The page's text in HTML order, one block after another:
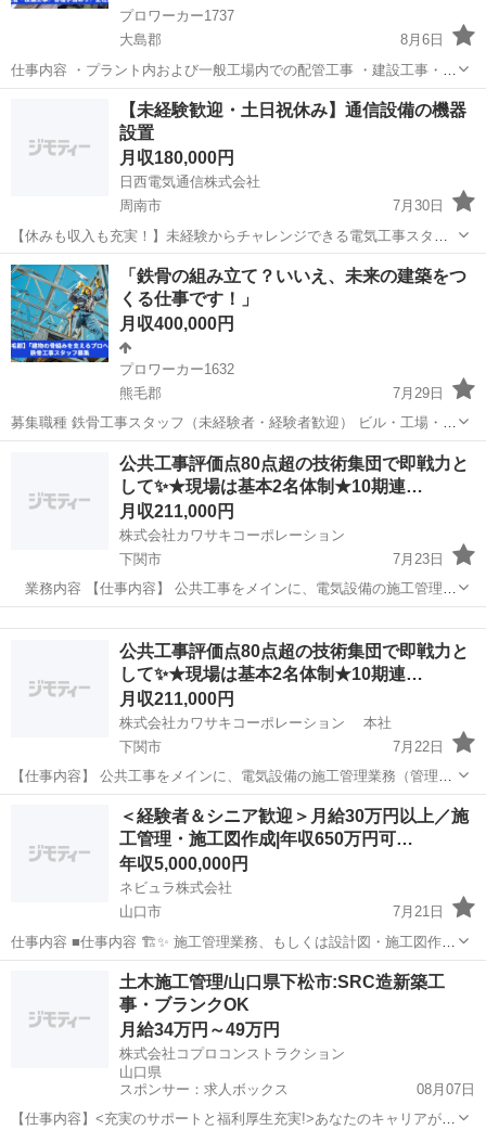
プロワーカー1737
大島郡
8月6日
仕事内容 ・プラント内および一般工場内での配管工事 ・建設工事・住
宅工事の設備工事 ・各種プラント工事 ※高所作業あり／未経験者は丁
寧に指導いたします ※現場：岩国市、柳井市、光市、下松市、周南
その他 未経験
【未経験歓迎・土日祝休み】通信設備の機器
設置
月収180,000円
日西電気通信株式会社
周南市
7月30日
【休みも収入も充実！】未経験からチャレンジできる電気工事スタッ
フ わたしたちは山口県周南市を拠点に、通信設備・電気設備の設計や
施工を行っています。 事業拡大に伴い、通信設備の機器設置スタッフ
を募集しています。 ...
山口 周南市 施工管理
「鉄骨の組み立て？いいえ、未来の建築をつ
くる仕事です！」
月収400,000円
プロワーカー1632
熊毛郡
7月29日
募集職種 鉄骨工事スタッフ（未経験者・経験者歓迎） ビル・工場・橋
梁などの鉄骨組立・設置作業を担当。未経験者は基礎から学び、経験
者は即戦力として活躍できます！ 仕事内容 建物の鉄骨組立・設置・固
定作業 クレーン...
その他 未経験
公共工事評価点80点超の技術集団で即戦力と
して✨★現場は基本2名体制★10期連…
月収211,000円
株式会社カワサキコーポレーション
下関市
7月23日
業務内容 【仕事内容】 公共工事をメインに、電気設備の施工管理業
務（管理・書類作成がメイン）をお任せします。 ベテランから若手ま
で、チームで動くことを重視しています。 ｟具体的には｠ ・電気工事
の施工計画、図面の...公共工事評価点80点超の技術集団で即戦力と
して✨★現場は基本2名体制★10期連…
月収211,000円
株式会社カワサキコーポレーション 本社
下関市
7月22日
【仕事内容】 公共工事をメインに、電気設備の施工管理業務（管理・
書類作成がメイン）をお任せします。 ベテランから若手まで、チーム
で動くことを重視しています。 ｟具体的には｠ ・電気工事の施工計
画、図面作成 ・工...
施工管理
＜経験者＆シニア歓迎＞月給30万円以上／施
工管理・施工図作成|年収650万円可…
年収5,000,000円
ネビュラ株式会社
山口市
7月21日
仕事内容 ■仕事内容 🏗️✨ 施工管理業務、もしくは設計図・施工図作成
業務をお任せします。 建築・土木・設備など、幅広い分野の建設プロ
ジェクトにて マネジメント業務を担当いただきます。 ＜具体的には＞
土木 業務
土木施工管理/山口県下松市:SRC造新築工
事・ブランクOK
月給34万円～49万円
株式会社コプロコンストラクション
山口県
スポンサー：求人ボックス
08月07日
【仕事内容】<充実のサポートと福利厚生充実!>あなたのキャリアが活